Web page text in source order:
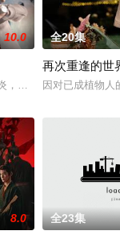
为了返回现代,不得不
人们面临各种各样乃
10.0
，从明朝万历年间活到
全20集
再次重逢的世
因对已成植物人
8.0 全23集